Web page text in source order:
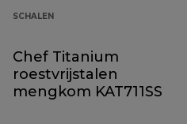
SCHALEN
Chef Titanium
roestvrijstalen
mengkom KAT711SS